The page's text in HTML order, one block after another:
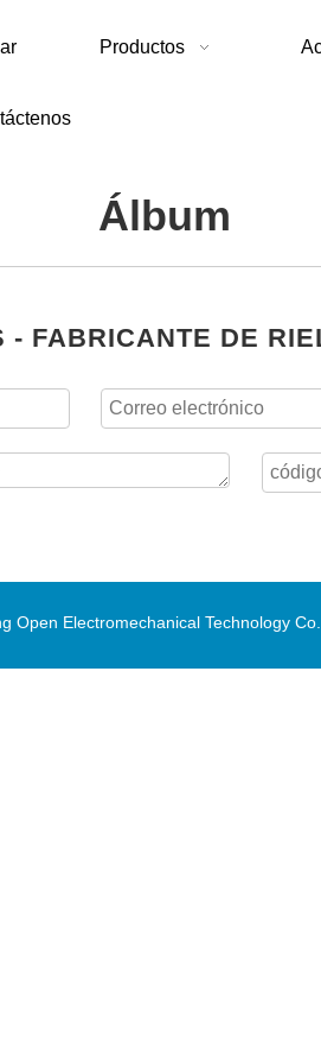
Productos
Álbum
- FABRICANTE DE
Open Electromechanical Technology